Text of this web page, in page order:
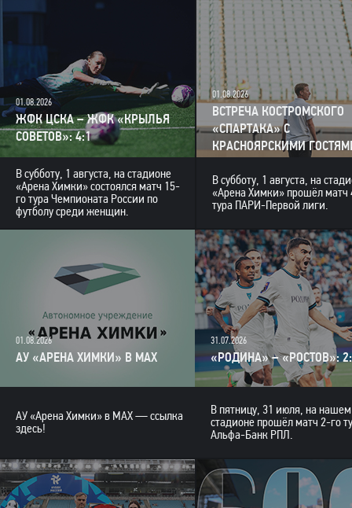
01.08.2026
ЖФК ЦСКА – ЖФК «КРЫЛЬЯ
СОВЕТОВ»: 4:1
В субботу, 1 августа, на стадионе
«Арена Химки» состоялся матч 15-
го тура Чемпионата России по
футболу среди женщин.
01.08.2026
ВСТРЕЧА КОСТРОМСКОГО
«СПАРТАКА» С
КРАСНОЯРСКИМИ
В субботу, 1 августа, на
«Арена Химки» прошёл матч
тура ПАРИ-Первой лиги.
01.08.2026
АУ «АРЕНА ХИМКИ» В MAX
АУ «Арена Химки» в MAX — ссылка
здесь!
31.07.2026
«РОДИНА» – «РОСТОВ»:
В пятницу, 31 июля, на нашем
стадионе прошёл матч 2-го
Альфа-Банк РПЛ.